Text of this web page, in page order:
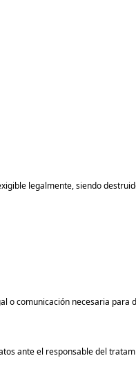
legalmente, siendo
o comunicación necesaria para
ante el responsable del